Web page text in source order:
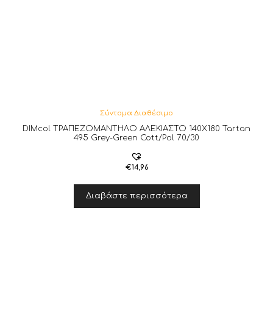
Σύντομα Διαθέσιμο
DIMcol ΤΡΑΠΕΖΟΜΑΝΤΗΛΟ ΑΛΕΚΙΑΣΤΟ 140X180 Tartan
495 Grey-Green Cott/Pol 70/30
€14,96
Διαβάστε περισσότερα